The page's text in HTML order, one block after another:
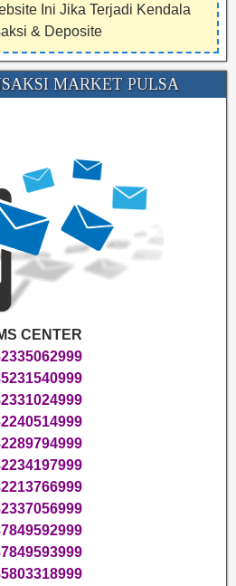
Ini Jika Terjadi Kendala
& Deposite
MARKET PULSA
CENTER